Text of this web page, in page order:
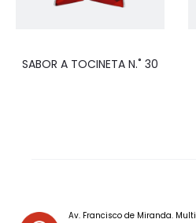
SABOR A TOCINETA N.˚ 30
Av. Francisco de Miranda.